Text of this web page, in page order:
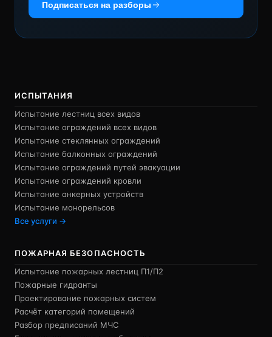
Подписаться на разборы
ИСПЫТАНИЯ
Испытание лестниц всех видов
Испытание ограждений всех видов
Испытание стеклянных ограждений
Испытание балконных ограждений
Испытание ограждений путей эвакуации
Испытание ограждений кровли
Испытание анкерных устройств
Испытание монорельсов
Все услуги →
ПОЖАРНАЯ БЕЗОПАСНОСТЬ
Испытание пожарных лестниц П1/П2
Пожарные гидранты
Проектирование пожарных систем
Расчёт категорий помещений
Разбор предписаний МЧС